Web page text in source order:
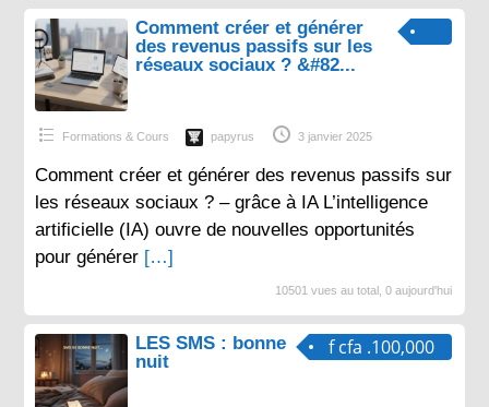
Comment créer et générer
des revenus passifs sur les
réseaux sociaux ? &#82...
Formations & Cours papyrus 3 janvier 2025
Comment créer et générer des revenus passifs sur
les réseaux sociaux ? – grâce à IA L’intelligence
artificielle (IA) ouvre de nouvelles opportunités
pour générer […]
10501 vues au total, 0 aujourd'hui
f cfa .100,000
LES SMS : bonne
nuit